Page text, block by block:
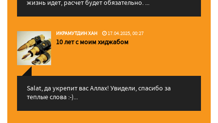
жизнь идет, расчет будет обязательно. ...
ИКРАМУТДИН ХАН 17.04.2025, 00:27
10 лет с моим хиджабом
Salat, да укрепит вас Аллаx! Увидели, спасибо за
теплые слова :-)...